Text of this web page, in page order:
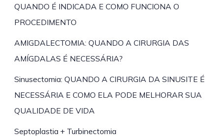
QUANDO É INDICADA E COMO FUNCIONA O
PROCEDIMENTO
AMIGDALECTOMIA: QUANDO A CIRURGIA DAS
AMÍGDALAS É NECESSÁRIA?
Sinusectomia: QUANDO A CIRURGIA DA SINUSITE É
NECESSÁRIA E COMO ELA PODE MELHORAR SUA
QUALIDADE DE VIDA
Septoplastia + Turbinectomia